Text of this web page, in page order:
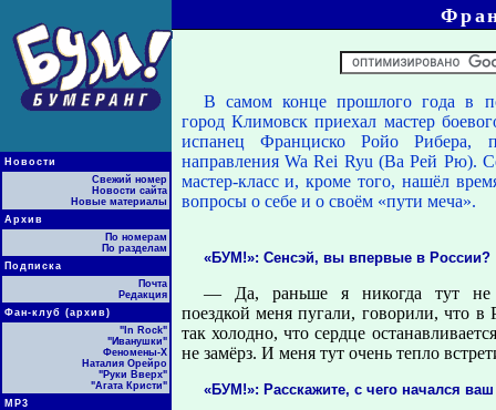
Новости
Свежий номер
Новости сайта
Новые материалы
Архив
По номерам
По разделам
Подписка
Почта
Редакция
Фан-клуб (архив)
"In Rock"
"Иванушки"
Феномены-Х
Наталия Орейро
"Руки Вверх"
"Агата Кристи"
МР3
В самом конце прошлого года в
город Климовск приехал мастер
испанец Франциско Ройо Рибера,
направления Wa Rei Ryu (Ва Рей Рю).
мастер-класс и, кроме того, нашёл
вопросы о себе и о своём «пути меча».
«БУМ!»: Сенсэй, вы впервые в России?
— Да, раньше я никогда тут не
поездкой меня пугали, говорили, что в
так холодно, что сердце
не замёрз. И меня тут очень тепло
«БУМ!»: Расскажите, с чего начался